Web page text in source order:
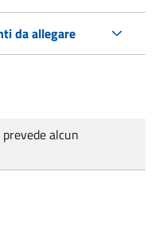
da allegare
alcun